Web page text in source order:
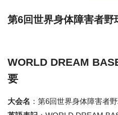
第6回世界身体障害者野
WORLD DREAM
要
大会名 ：第6回世界身体障害者